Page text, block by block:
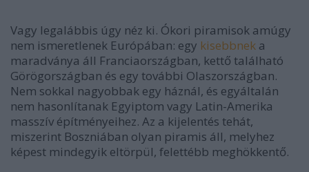
Vagy legalábbis úgy néz ki. Ókori piramisok amúgy
nem ismeretlenek Európában: egy kisebbnek a
maradványa áll Franciaországban, kettő található
Görögországban és egy további Olaszországban.
Nem sokkal nagyobbak egy háznál, és egyáltalán
nem hasonlítanak Egyiptom vagy Latin-Amerika
masszív építményeihez. Az a kijelentés tehát,
miszerint Boszniában olyan piramis áll, melyhez
képest mindegyik eltörpül, felettébb meghökkentő.